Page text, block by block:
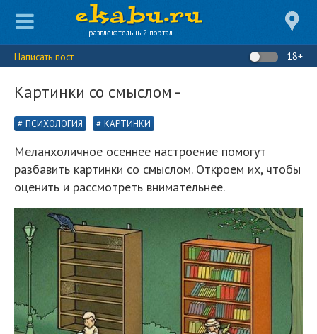
развлекательный портал
Написать пост 18+
Картинки со смыслом -
ПСИХОЛОГИЯ КАРТИНКИ
Меланхоличное осеннее настроение помогут
разбавить картинки со смыслом. Откроем их, чтобы
оценить и рассмотреть внимательнее.